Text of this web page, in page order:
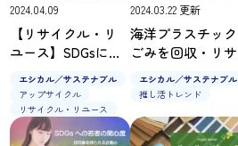
2024.04.09
【リサイクル・リ
ユース】SDGsに楽
しく貢献できるユ
ニークな事例を調
査
エシカル／サステナブル
アップサイクル
リサイクル・リユース
2024.03.22 更新
海洋プラスチック
ごみを回収・リサ
イクルした素材で
オリジナルグッズ
エシカル／サステナブル
推し活トレンド